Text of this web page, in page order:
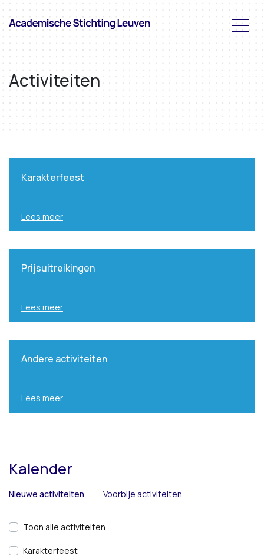
Activiteiten
Karakterfeest
Lees meer
Prijsuitreikingen
Lees meer
Andere activiteiten
Lees meer
Kalender
Nieuwe activiteiten Voorbije activiteiten
Toon alle activiteiten
Karakterfeest